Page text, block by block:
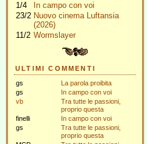
1/4
In campo con voi
23/2 Nuovo cinema Luftansia
(2026)
11/2 Wormslayer
ULTIMI COMMENTI
gs
La parola proibita
gs
In campo con voi
vb
Tra tutte le passioni,
proprio questa
finelli
In campo con voi
gs
Tra tutte le passioni,
proprio questa